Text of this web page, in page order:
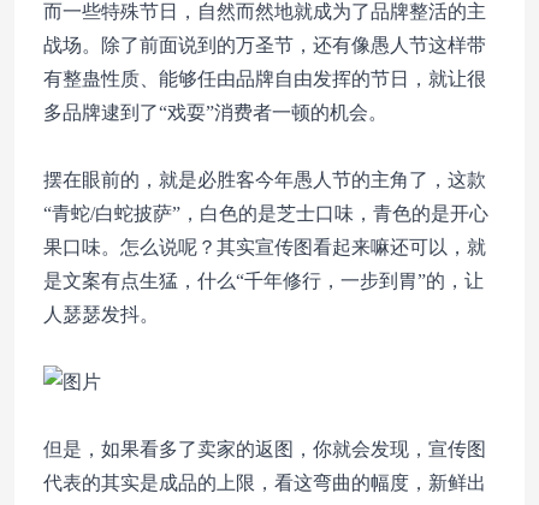
而一些特殊节日，自然而然地就成为了品牌整活的主
战场。除了前面说到的万圣节，还有像愚人节这样带
有整蛊性质、能够任由品牌自由发挥的节日，就让很
多品牌逮到了“戏耍”消费者一顿的机会。
摆在眼前的，就是必胜客今年愚人节的主角了，这款
“青蛇/白蛇披萨”，白色的是芝士口味，青色的是开心
果口味。怎么说呢？其实宣传图看起来嘛还可以，就
是文案有点生猛，什么“千年修行，一步到胃”的，让
人瑟瑟发抖。
但是，如果看多了卖家的返图，你就会发现，宣传图
代表的其实是成品的上限，看这弯曲的幅度，新鲜出